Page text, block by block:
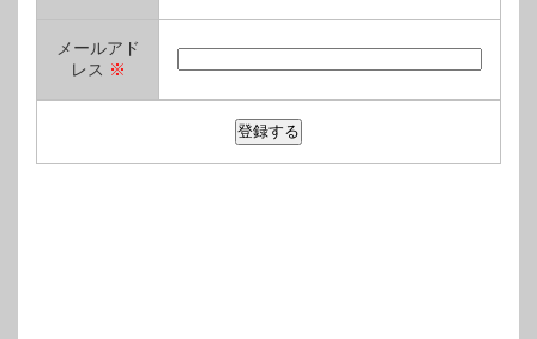
メールアド
レス ※